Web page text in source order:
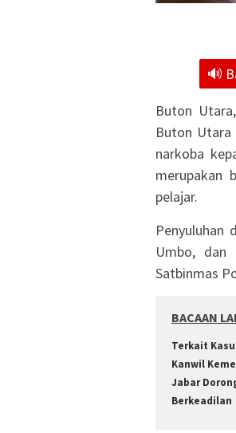
🔊
Buton Utara,
Buton Utara
narkoba
merupakan
pelajar.
Penyuluhan
Umbo, dan
Satbinmas
BACAAN
‎Terkait
Kanwil
Jabar
Berkeadilan